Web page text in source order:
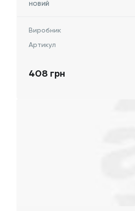
НОВИЙ
Виробник
Артикул
408 грн